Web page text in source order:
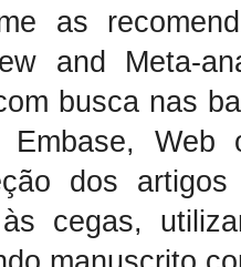
as
and Meta-
busca nas
Embase,
dos
cegas,